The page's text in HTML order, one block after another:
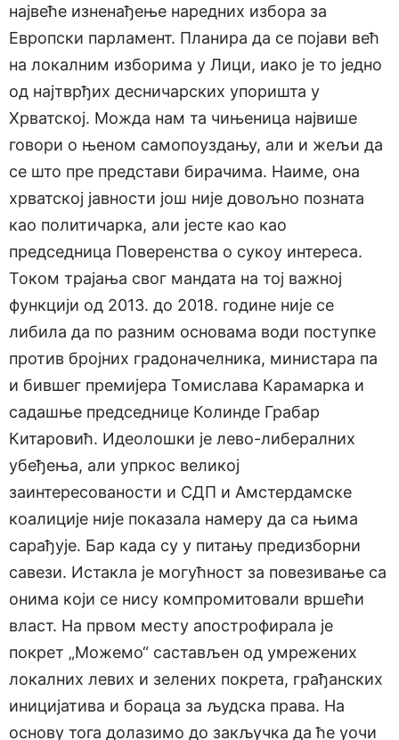
највеће изненађење наредних избора за
Европски парламент. Планира да се појави већ
на локалним изборима у Лици, иако је то једно
од најтврђих десничарских упоришта у
Хрватској. Можда нам та чињеница највише
говори о њеном самопоуздању, али и жељи да
се што пре представи бирачима. Наиме, она
хрватској јавности још није довољно позната
као политичарка, али јесте као као
председница Поверенства о сукоу интереса.
Током трајања свог мандата на тој важној
функцији од 2013. до 2018. године није се
либила да по разним основама води поступке
против бројних градоначелника, министара па
и бившег премијера Томислава Карамарка и
садашње председнице Колинде Грабар
Китаровић. Идеолошки је лево-либералних
убеђења, али упркос великој
заинтересованости и СДП и Амстердамске
коалиције није показала намеру да са њима
сарађује. Бар када су у питању предизборни
савези. Истакла је могућност за повезивање са
онима који се нису компромитовали вршећи
власт. На првом месту апострофирала је
покрет „Можемо“ састављен од умрежених
локалних левих и зелених покрета, грађанских
иницијатива и бораца за људска права. На
основу тога долазимо до закључка да ће уочи